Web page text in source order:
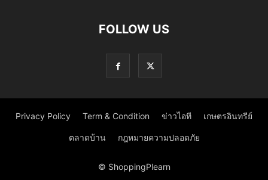
FOLLOW US
Privacy Policy Term & Condition ข่าวไอที เกษตรอินทรีย์
ตลาดบ้าน กฎหมายความปลอดภัย
© ShoppingPlearn